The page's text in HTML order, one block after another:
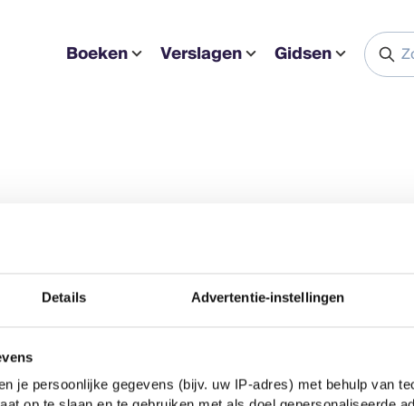
Details Advertentie-instellingen
je persoonlijke gegevens (bijv. uw IP-adres) met behulp van
Boeken Verslagen Gidsen